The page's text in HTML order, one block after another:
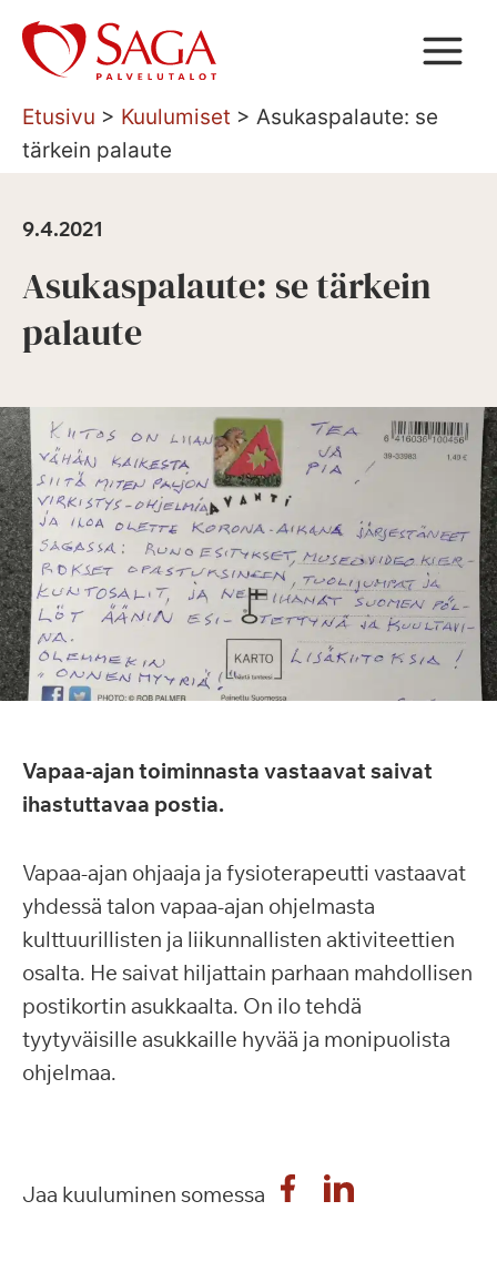
Siirry
sisältöön
Etusivu > Kuulumiset > Asukaspalaute: se
tärkein palaute
9.4.2021
Asukaspalaute: se tärkein
palaute
Vapaa-ajan toiminnasta vastaavat saivat
ihastuttavaa postia.
Vapaa-ajan ohjaaja ja fysioterapeutti vastaavat
yhdessä talon vapaa-ajan ohjelmasta
kulttuurillisten ja liikunnallisten aktiviteettien
osalta. He saivat hiljattain parhaan mahdollisen
postikortin asukkaalta. On ilo tehdä
tyytyväisille asukkaille hyvää ja monipuolista
ohjelmaa.
Jaa kuuluminen somessa